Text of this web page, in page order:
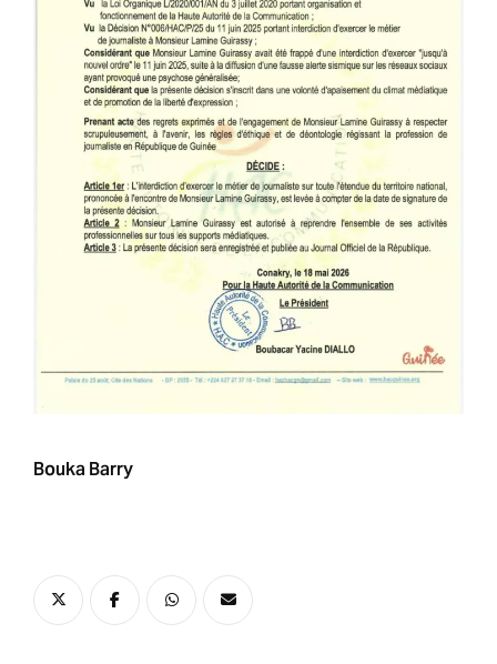
Bouka Barry